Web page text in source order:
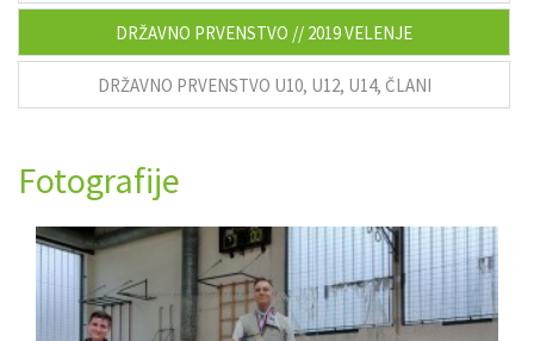
DRŽAVNO PRVENSTVO // 2019 VELENJE
DRŽAVNO PRVENSTVO U10, U12, U14, ČLANI
Fotografije